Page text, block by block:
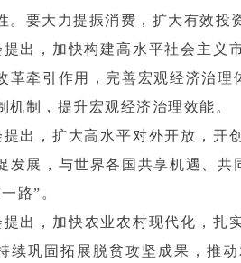
。要大力提振消费，扩大有效投
提出，加快构建高水平社会主义
革牵引作用，完善宏观经济治
机制，提升宏观经济治理效能。
提出，扩大高水平对外开放，开
发展，与世界各国共享机遇、
路”。
提出，加快农业农村现代化，扎
续巩固拓展脱贫攻坚成果，推